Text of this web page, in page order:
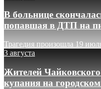
В больнице
попавшая в ДТП на
Трагедия произошла 19
3 августа
Жителей
купания на